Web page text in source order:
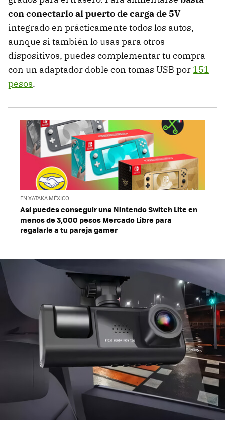
con conectarlo al puerto de carga de 5V
integrado en prácticamente todos los autos,
aunque si también lo usas para otros
dispositivos, puedes complementar tu compra
con un adaptador doble con tomas USB por 151
pesos.
EN XATAKA MÉXICO
Así puedes conseguir una Nintendo Switch Lite en
menos de 3,000 pesos Mercado Libre para
regalarle a tu pareja gamer